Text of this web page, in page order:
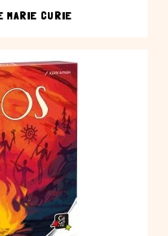
MARIE CURIE